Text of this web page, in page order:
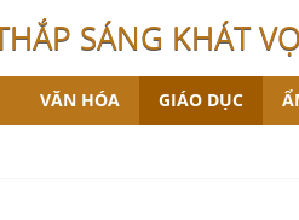
SÁNG KHÁT
VĂN HÓA GIÁO DỤC